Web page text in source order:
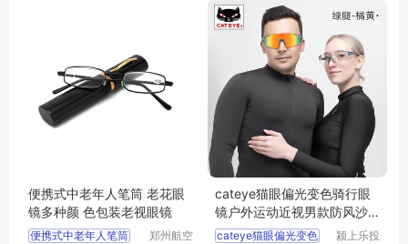
便携式中老年人笔筒 老花眼
镜多种颜 色包装老视眼镜
便携式中老年人笔筒
郑州航空
cateye猫眼偏光变色骑行眼
镜户外运动近视男款防风沙
女自行车配件
cateye猫眼偏光变色
颍上乐投